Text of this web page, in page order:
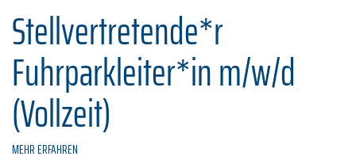
Stellvertretende*r
Fuhrparkleiter*in m/w/d
(Vollzeit)
MEHR ERFAHREN